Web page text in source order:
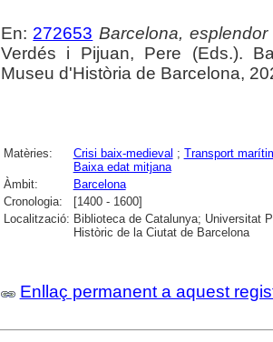
En: 272653 Barcelona,
Verdés i Pijuan, Pere (Eds.).
Museu d'Història de Barcelona,
Matèries: Crisi baix-medieval ; Transport
Baixa edat mitjana
Àmbit:
Barcelona
Cronologia:
[1400 - 1600]
Localització: Biblioteca de Catalunya; Universitat
Històric de la Ciutat de Barcelona
Enllaç permanent a aquest